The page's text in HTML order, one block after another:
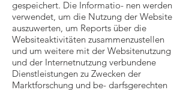
gespeichert. Die Informatio- nen werden
verwendet, um die Nutzung der Website
auszuwerten, um Reports über die
Websiteaktivitäten zusammenzustellen
und um weitere mit der Websitenutzung
und der Internetnutzung verbundene
Dienstleistungen zu Zwecken der
Marktforschung und be- darfsgerechten